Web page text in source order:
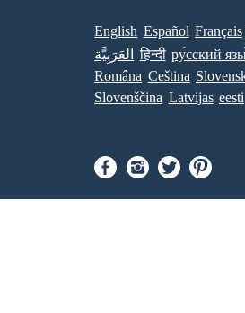
English Español Français
العَرَبِيَّة
हिन्दी ру́сский
Româna Ceština
Slovenščina Latvijas eesti